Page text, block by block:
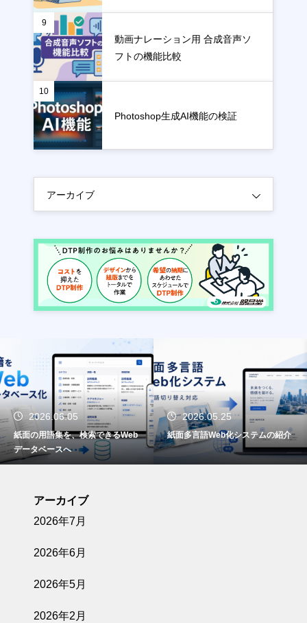
9
動画ナレーション用 合成音声ソ
フトの機能比較
10
Photoshop生成AI機能の検証
アーカイブ
2026.06.05
紙面の用語集を、検索できるWeb
データベースへ
2026.05.25
紙面多言語Web化システムの紹介
アーカイブ
2026年7月
2026年6月
2026年5月
2026年2月